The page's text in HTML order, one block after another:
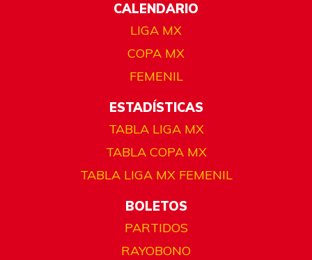
CALENDARIO
LIGA MX
COPA MX
FEMENIL
ESTADÍSTICAS
TABLA LIGA MX
TABLA COPA MX
TABLA LIGA MX FEMENIL
BOLETOS
PARTIDOS
RAYOBONO